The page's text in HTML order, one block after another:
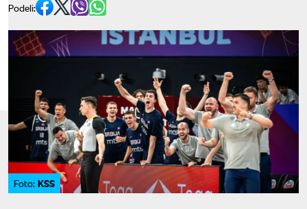
Podeli:
Foto: KSS